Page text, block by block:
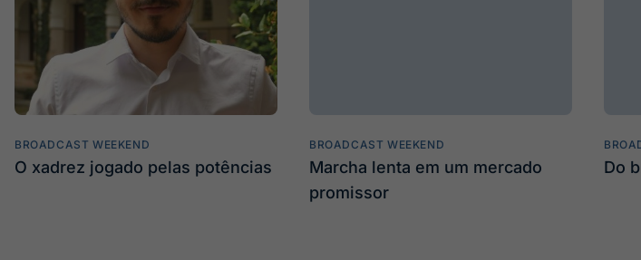
BROADCAST WEEKEND
O xadrez jogado pelas potências
BROADCAST WEEKEND
Marcha lenta em um mercado
promissor
Do